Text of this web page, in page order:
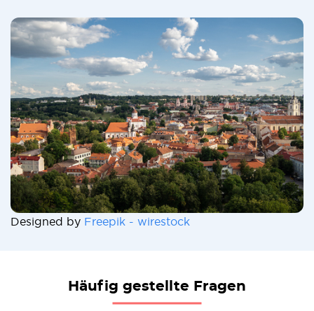
Designed by Freepik - wirestock
Häufig gestellte Fragen